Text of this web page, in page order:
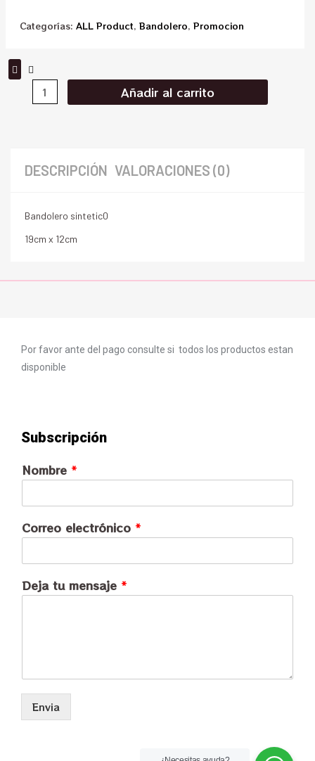
Categorías: ALL Product, Bandolero, Promocion
Añadir al carrito
DESCRIPCIÓN VALORACIONES (0)
Bandolero sintetic0
19cm x 12cm
Por favor ante del pago consulte si todos los productos estan
disponible
Subscripción
Nombre *
Correo electrónico *
Deja tu mensaje *
Envia